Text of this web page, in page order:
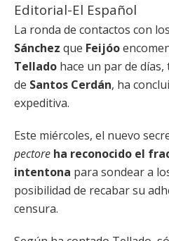
Editorial-El Español
La ronda de contactos con
Sánchez que Feijóo
Tellado hace un par de
de Santos Cerdán, ha
expeditiva.
Este miércoles, el nuevo
pectore ha reconocido el
intentona para sondear a
posibilidad de recabar su
censura.